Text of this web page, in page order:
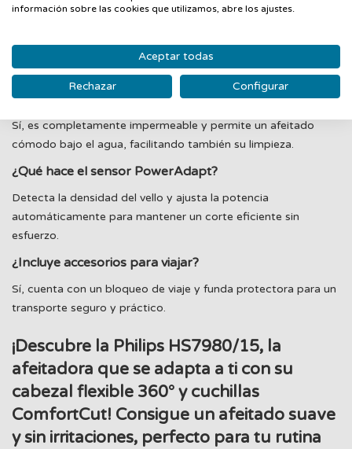
¿Cuánto tiempo dura la batería de la Philips
Ofrece hasta 90 minutos de uso continuo tras una carga
completa, suficiente para múltiples sesiones de afeitado.
¿Es apta para usar en la ducha?
Sí, es completamente impermeable y permite un afeitado
cómodo bajo el agua, facilitando también su limpieza.
¿Qué hace el sensor PowerAdapt?
Detecta la densidad del vello y ajusta la potencia
automáticamente para mantener un corte eficiente sin
esfuerzo.
¿Incluye accesorios para viajar?
Sí, cuenta con un bloqueo de viaje y funda protectora para un
transporte seguro y práctico.
¡Descubre la Philips HS7980/15, la
afeitadora que se adapta a ti con su
cabezal flexible 360° y cuchillas
ComfortCut! Consigue un afeitado suave
y sin irritaciones, perfecto para tu rutina
información sobre las cookies que utilizamos, abre los ajustes.
Aceptar todas
Rechazar Configurar